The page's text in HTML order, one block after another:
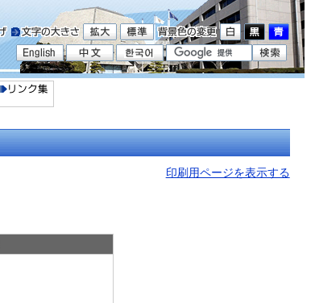
印刷用ページを表示する